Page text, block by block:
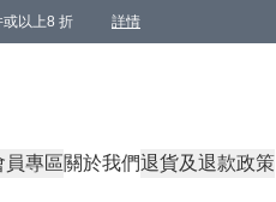
以上8 折 詳情
員專區關於我們退貨及退款政策